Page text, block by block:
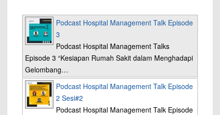
Podcast Hospital Management Talk Episode
3
Podcast Hospital Management Talks
Episode 3 “Kesiapan Rumah Sakit dalam Menghadapi
Gelombang…
Podcast Hospital Management Talk Episode
2 Sesi#2
Podcast Hospital Management Talk Episode